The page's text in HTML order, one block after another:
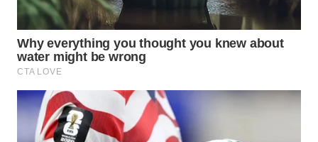
WN
CIREBON
WN
WN
KUNINGAN